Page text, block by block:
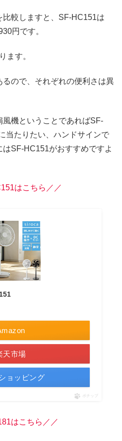
較しますと、SF-HC151は
円です。
ます。
ので、それぞれの便利さは異
機ということであればSF-
当たりたい、ハンドサインで
SF-HC151がおすすめですよ
はこちら／／
天市場
ョッピング
ポチップ
はこちら／／